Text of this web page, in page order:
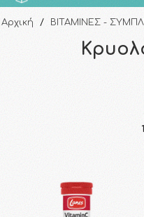
Αρχική / ΒΙΤΑΜΙΝΕΣ -